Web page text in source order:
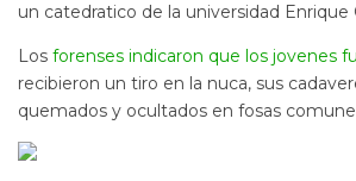
un catedratico de la universidad Enrique
Los forenses indicaron que los jovenes
recibieron un tiro en la nuca, sus
quemados y ocultados en fosas